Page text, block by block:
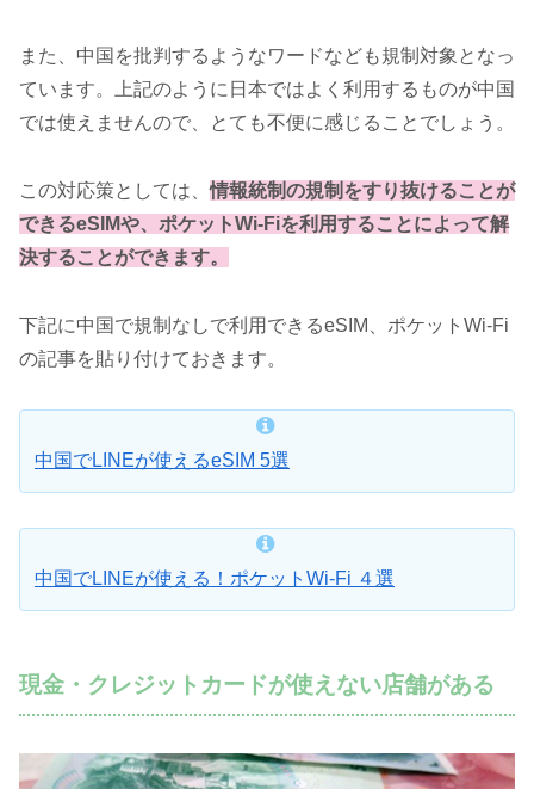
また、中国を批判するようなワードなども規制対象となっ
ています。上記のように日本ではよく利用するものが中国
では使えませんので、とても不便に感じることでしょう。
この対応策としては、情報統制の規制をすり抜けることが
できるeSIMや、ポケットWi-Fiを利用することによって解
決することができます。
下記に中国で規制なしで利用できるeSIM、ポケットWi-Fi
の記事を貼り付けておきます。
中国でLINEが使えるeSIM 5選
中国でLINEが使える！ポケットWi-Fi ４選
現金・クレジットカードが使えない店舗がある